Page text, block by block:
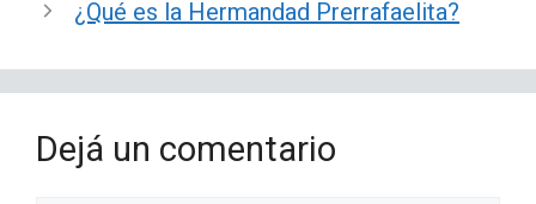
¿Qué es la Hermandad Prerrafaelita?
Dejá un comentario